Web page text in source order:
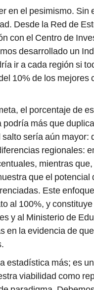
en el pesimismo. Sin
Desde la Red de
con el Centro de
desarrollado un
ir a cada región si
10% de los mejores
el porcentaje de
más que
sería aún mayor:
regionales:
mientras
que el potencial
Este
al 100%, y
y al Ministerio de
en la evidencia de
estadística más; es
viabilidad como